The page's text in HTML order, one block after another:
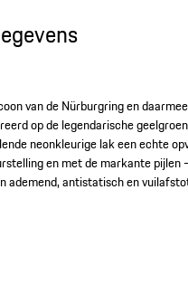
van de Nürburgring en
op de legendarische
neonkleurige lak een echte
en met de markante pijlen
antistatisch en